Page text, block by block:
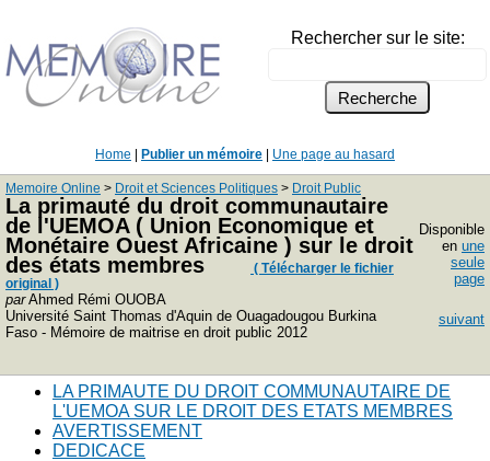
Rechercher sur le site:
Home Publier un mémoire Une page au hasard
Memoire Online > Droit et Sciences Politiques > Droit Public
La primauté du droit communautaire
de l'UEMOA ( Union Economique et
Monétaire Ouest Africaine ) sur le droit
des états membres
( Télécharger le fichier
original )
parAhmed Rémi OUOBA
Université Saint Thomas d'Aquin de Ouagadougou Burkina
Faso - Mémoire de maitrise en droit public 2012
Disponible
en une
seule
page
suivant
LA PRIMAUTE DU DROIT COMMUNAUTAIRE DE
L'UEMOA SUR LE DROIT DES ETATS MEMBRES
AVERTISSEMENT
DEDICACE